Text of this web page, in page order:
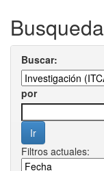
Busqueda
Buscar:
por
Filtros actuales: